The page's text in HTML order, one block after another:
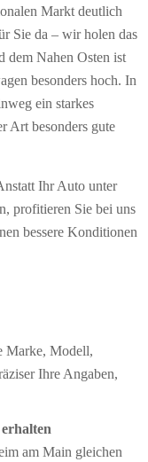
Markt deutlich
Sie da – wir holen das
dem Nahen Osten ist
besonders hoch. In
ein starkes
Art besonders gute
Ihr Auto unter
profitieren Sie bei uns
bessere Konditionen
Marke, Modell,
Ihre Angaben,
am Main gleichen